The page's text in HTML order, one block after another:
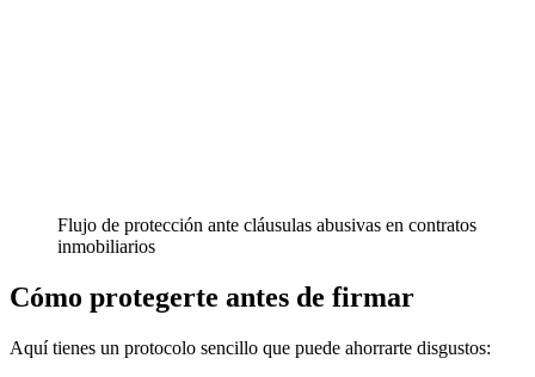
Flujo de protección ante cláusulas abusivas en contratos
inmobiliarios
Cómo protegerte antes de firmar
Aquí tienes un protocolo sencillo que puede ahorrarte disgustos: